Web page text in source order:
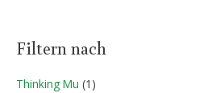
Filtern nach
Thinking Mu (1)